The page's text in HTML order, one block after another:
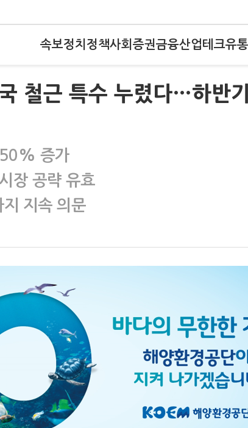
속보정치 정책사회 증권금융산업테크유통
철근 특수 누렸다…하반
50% 증가
장 공략 유효
지 지속 의문